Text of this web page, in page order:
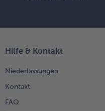
Hilfe & Kontakt
Niederlassungen
Kontakt
FAQ